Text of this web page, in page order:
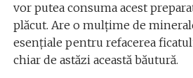
vor putea consuma acest
plăcut. Are o mulțime de
esențiale pentru refacerea
chiar de astăzi această băutură.